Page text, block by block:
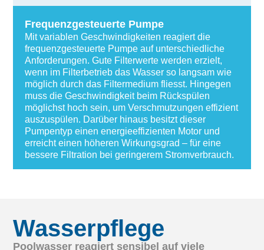
Frequenzgesteuerte Pumpe
Mit variablen Geschwindigkeiten reagiert die
frequenzgesteuerte Pumpe auf unterschiedliche
Anforderungen. Gute Filterwerte werden erzielt,
wenn im Filterbetrieb das Wasser so langsam wie
möglich durch das Filtermedium fliesst. Hingegen
muss die Geschwindigkeit beim Rückspülen
möglichst hoch sein, um Verschmutzungen effizient
auszuspülen. Darüber hinaus besitzt dieser
Pumpentyp einen energieeffizienten Motor und
erreicht einen höheren Wirkungsgrad – für eine
bessere Filtration bei geringerem Stromverbrauch.
Wasserpflege
Poolwasser reagiert sensibel auf viele